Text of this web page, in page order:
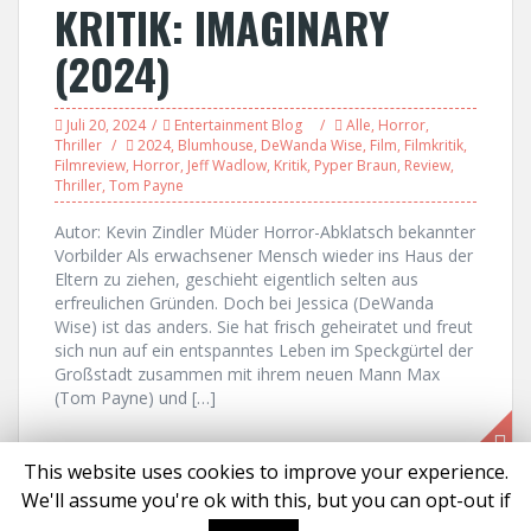
KRITIK: IMAGINARY
(2024)
Juli 20, 2024 Entertainment Blog Alle, Horror,
Thriller
2024, Blumhouse, DeWanda Wise, Film, Filmkritik,
Filmreview, Horror, Jeff Wadlow, Kritik, Pyper Braun, Review,
Thriller, Tom Payne
Autor: Kevin Zindler Müder Horror-Abklatsch bekannter
Vorbilder Als erwachsener Mensch wieder ins Haus der
Eltern zu ziehen, geschieht eigentlich selten aus
erfreulichen Gründen. Doch bei Jessica (DeWanda
Wise) ist das anders. Sie hat frisch geheiratet und freut
sich nun auf ein entspanntes Leben im Speckgürtel der
Großstadt zusammen mit ihrem neuen Mann Max
(Tom Payne) und […]
Proudly powered by WordPress |Theme: Solon by aThemes
This website uses cookies to improve your experience.
We'll assume you're ok with this, but you can opt-out if